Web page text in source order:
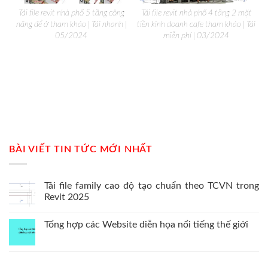
Tải file revit nhà phố 5 tầng công
năng để ở tham khảo | Tải nhanh |
05/2024
Tải file revit nhà phố 4 tầng 2 mặt
tiền kinh doanh cafe tham khảo | Tải
miễn phí | 03/2024
BÀI VIẾT TIN TỨC MỚI NHẤT
Tải file family cao độ tạo chuẩn theo TCVN trong
Revit 2025
Tổng hợp các Website diễn họa nổi tiếng thế giới